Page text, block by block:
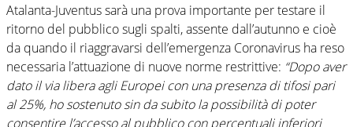
Atalanta-Juventus sarà una prova importante per testare il
ritorno del pubblico sugli spalti, assente dall’autunno e cioè
da quando il riaggravarsi dell’emergenza Coronavirus ha reso
necessaria l’attuazione di nuove norme restrittive: “Dopo aver
dato il via libera agli Europei con una presenza di tifosi pari
al 25%, ho sostenuto sin da subito la possibilità di poter
consentire l’accesso al pubblico con percentuali inferiori